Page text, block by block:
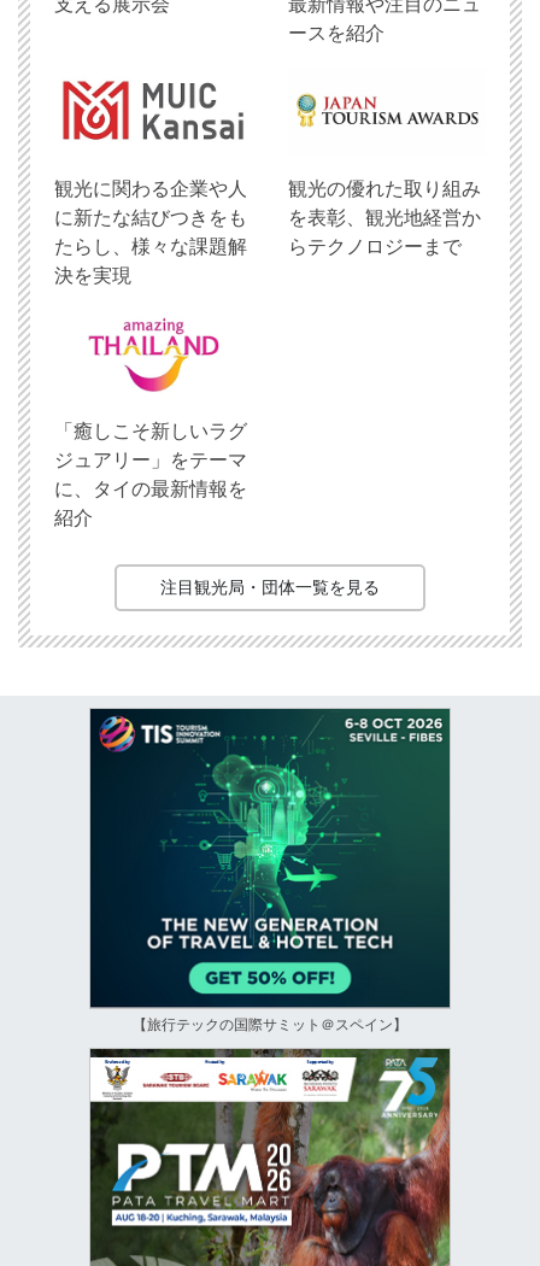
支える展示会
最新情報や注目のニュ
ースを紹介
観光に関わる企業や人
に新たな結びつきをも
たらし、様々な課題解
決を実現
観光の優れた取り組み
を表彰、観光地経営か
らテクノロジーまで
「癒しこそ新しいラグ
ジュアリー」をテーマ
に、タイの最新情報を
紹介
注目観光局・団体一覧を見る
【旅行テックの国際サミット＠スペイン】